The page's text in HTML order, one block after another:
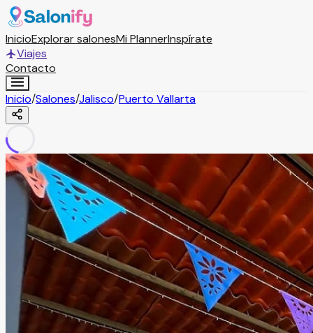
InicioExplorar salonesMi PlannerInspírate
Viajes
Contacto
Inicio/Salones/Jalisco/Puerto Vallarta